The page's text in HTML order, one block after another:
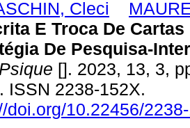
Cleci
E Troca De Cartas
De Pesquisa-
[]. 2023, 13, 3,
ISSN 2238-152X.
doi.org/10.22456/